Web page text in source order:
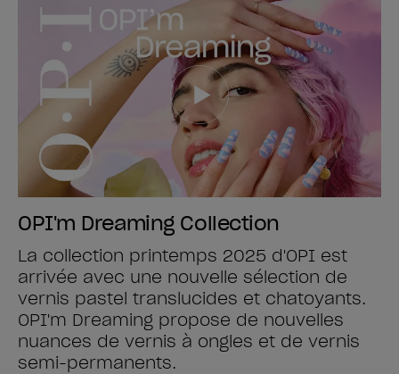
OPI'm Dreaming Collection
La collection printemps 2025 d'OPI est
arrivée avec une nouvelle sélection de
vernis pastel translucides et chatoyants.
OPI'm Dreaming propose de nouvelles
nuances de vernis à ongles et de vernis
semi-permanents.